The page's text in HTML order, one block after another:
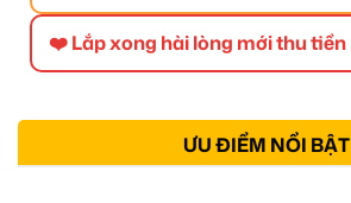
❤️ Lắp xong hài lòng mới thu tiền
ƯU ĐIỂM NỔI BẬT